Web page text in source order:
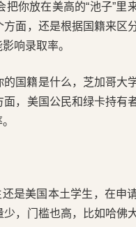
你放在美高的“池子”里
面，还是根据国籍来区
响录取率。
国籍是什么，芝加哥大
，美国公民和绿卡持有
是美国本土学生，在申
，门槛也高，比如哈佛